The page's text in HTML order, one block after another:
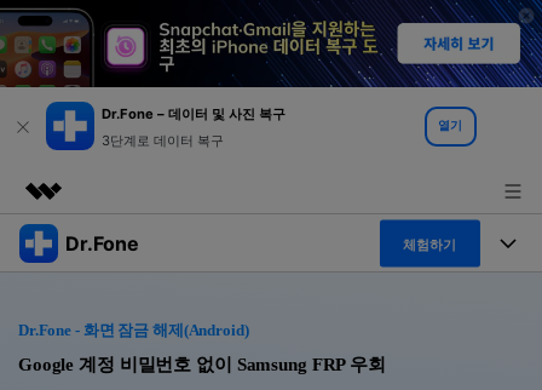
Dr.Fone – 데이터 및 사진 복구
3단계로 데이터 복구
열기
주요 제품
유틸리티
회사 소개
Dr.Fone 체험하기
특징
프로그램
Dr.Fone - 화면 잠금 해제(Android)
Google 계정 비밀번호 없이 Samsung FRP 우회